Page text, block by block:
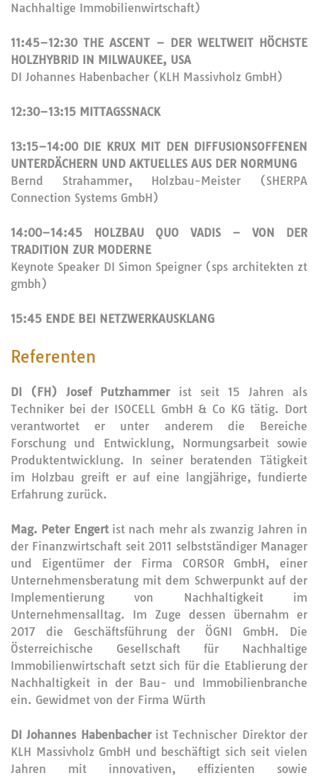
Nachhaltige Immobilienwirtschaft)
11:45–12:30 THE ASCENT – DER WELTWEIT HÖCHSTE
HOLZHYBRID IN MILWAUKEE, USA
DI Johannes Habenbacher (KLH Massivholz GmbH)
12:30–13:15 MITTAGSSNACK
13:15–14:00 DIE KRUX MIT DEN DIFFUSIONSOFFENEN
UNTERDÄCHERN UND AKTUELLES AUS DER NORMUNG
Bernd Strahammer, Holzbau-Meister (SHERPA
Connection Systems GmbH)
14:00–14:45 HOLZBAU QUO VADIS – VON DER
TRADITION ZUR MODERNE
Keynote Speaker DI Simon Speigner (sps architekten zt
gmbh)
15:45 ENDE BEI NETZWERKAUSKLANG
Referenten
DI (FH) Josef Putzhammerist seit 15 Jahren als
Techniker bei der ISOCELL GmbH & Co KG tätig. Dort
verantwortet er unter anderem die Bereiche
Forschung und Entwicklung, Normungsarbeit sowie
Produktentwicklung. In seiner beratenden Tätigkeit
im Holzbau greift er auf eine langjährige, fundierte
Erfahrung zurück.
Mag. Peter Engertist nach mehr als zwanzig Jahren in
der Finanzwirtschaft seit 2011 selbstständiger Manager
und Eigentümer der Firma CORSOR GmbH, einer
Unternehmensberatung mit dem Schwerpunkt auf der
Implementierung von Nachhaltigkeit im
Unternehmensalltag. Im Zuge dessen übernahm er
2017 die Geschäftsführung der ÖGNI GmbH. Die
Österreichische Gesellschaft für Nachhaltige
Immobilienwirtschaft setzt sich für die Etablierung der
Nachhaltigkeit in der Bau- und Immobilienbranche
ein. Gewidmet von der Firma Würth
DI Johannes Habenbacherist Technischer Direktor der
KLH Massivholz GmbH und beschäftigt sich seit vielen
Jahren mit innovativen, effizienten sowie